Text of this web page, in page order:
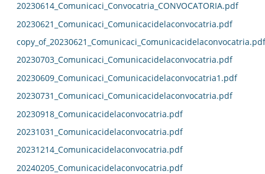
20230614_Comunicaci_Convocatria_CONVOCATORIA.pdf
20230621_Comunicaci_Comunicacidelaconvocatria.pdf
copy_of_20230621_Comunicaci_Comunicacidelaconvocatria.pdf
20230703_Comunicaci_Comunicacidelaconvocatria.pdf
20230609_Comunicaci_Comunicacidelaconvocatria1.pdf
20230731_Comunicaci_Comunicacidelaconvocatria.pdf
20230918_Comunicacidelaconvocatria.pdf
20231031_Comunicacidelaconvocatria.pdf
20231214_Comunicacidelaconvocatria.pdf
20240205_Comunicacidelaconvocatria.pdf